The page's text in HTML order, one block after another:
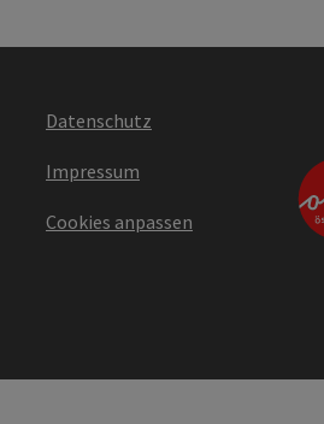
Datenschutz
Impressum
Cookies anpassen